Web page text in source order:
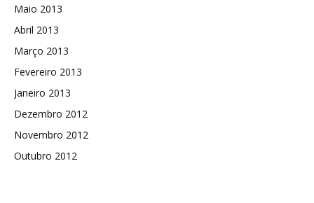
Maio 2013
Abril 2013
Março 2013
Fevereiro 2013
Janeiro 2013
Dezembro 2012
Novembro 2012
Outubro 2012